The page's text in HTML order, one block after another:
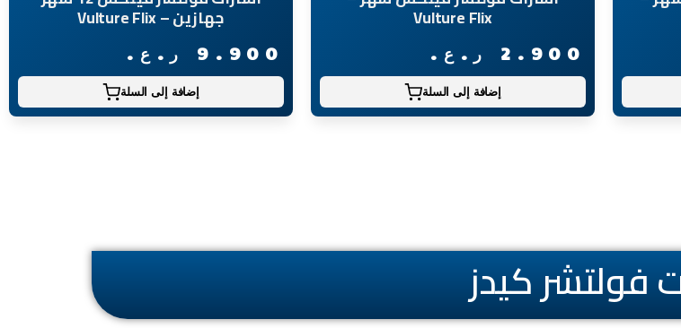
Vulture Flix
2.900 ر.ع.
إضافة إلى السلة
جهازين – Vulture Flix
9.900 ر.ع.
إضافة إلى السلة
فولتشر كيدز